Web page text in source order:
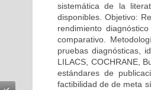
sistemática de la
disponibles. Objetivo:
rendimiento
comparativo.
pruebas diagnósticas,
LILACS, COCHRANE,
estándares de
factibilidad de de meta